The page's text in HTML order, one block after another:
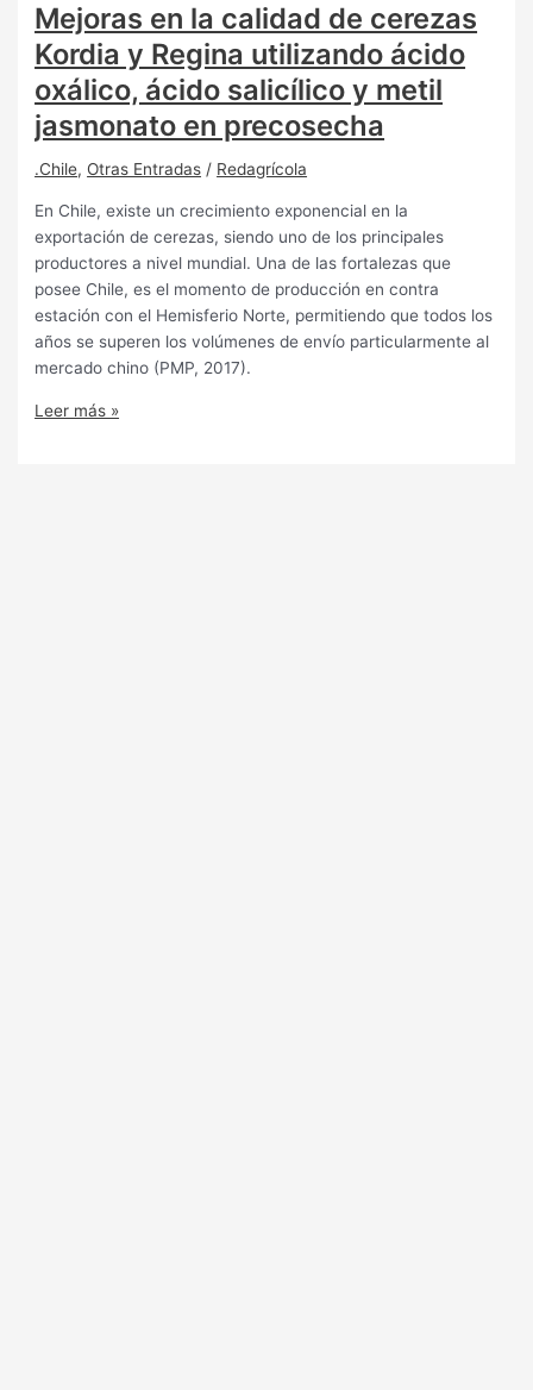
Mejoras en la calidad de cerezas
Kordia y Regina utilizando ácido
oxálico, ácido salicílico y metil
jasmonato en precosecha
.Chile, Otras Entradas / Redagrícola
En Chile, existe un crecimiento exponencial en la
exportación de cerezas, siendo uno de los principales
productores a nivel mundial. Una de las fortalezas que
posee Chile, es el momento de producción en contra
estación con el Hemisferio Norte, permitiendo que todos los
años se superen los volúmenes de envío particularmente al
mercado chino (PMP, 2017).
Leer más »